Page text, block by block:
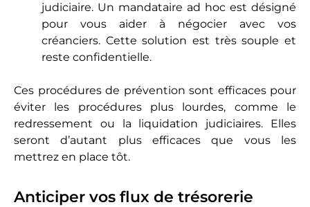
judiciaire. Un mandataire ad hoc est désigné
pour vous aider à négocier avec vos
créanciers. Cette solution est très souple et
reste confidentielle.
Ces procédures de prévention sont efficaces pour
éviter les procédures plus lourdes, comme le
redressement ou la liquidation judiciaires. Elles
seront d’autant plus efficaces que vous les
mettrez en place tôt.
Anticiper vos flux de trésorerie